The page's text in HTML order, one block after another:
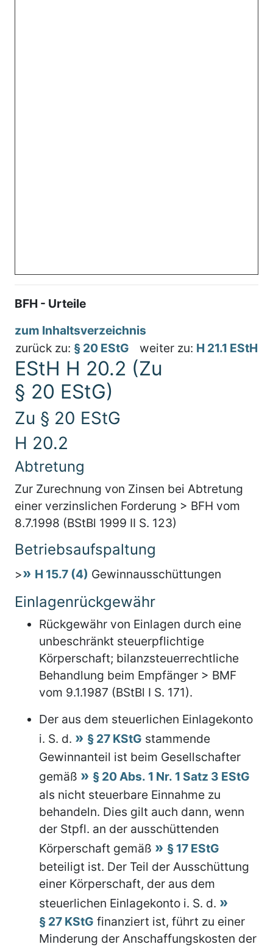
BFH - Urteile
zum Inhaltsverzeichnis
zurück zu: § 20 EStG weiter zu: H 21.1 EStH
EStH H 20.2 (Zu
§ 20 EStG)
Zu § 20 EStG
H 20.2
Abtretung
Zur Zurechnung von Zinsen bei Abtretung
einer verzinslichen Forderung > BFH vom
8.7.1998 (BStBl 1999 II S. 123)
Betriebsaufspaltung
> H 15.7 (4) Gewinnausschüttungen
Einlagenrückgewähr
Rückgewähr von Einlagen durch eine
unbeschränkt steuerpflichtige
Körperschaft; bilanzsteuerrechtliche
Behandlung beim Empfänger > BMF
vom 9.1.1987 (BStBl I S. 171).
Der aus dem steuerlichen Einlagekonto
i. S. d.
§ 27 KStG stammende
Gewinnanteil ist beim Gesellschafter
gemäß
§ 20 Abs. 1 Nr. 1 Satz 3 EStG
als nicht steuerbare Einnahme zu
behandeln. Dies gilt auch dann, wenn
der Stpfl. an der ausschüttenden
Körperschaft gemäß
§ 17 EStG
beteiligt ist. Der Teil der Ausschüttung
einer Körperschaft, der aus dem
steuerlichen Einlagekonto i. S. d.
§ 27 KStG finanziert ist, führt zu einer
Minderung der Anschaffungskosten der